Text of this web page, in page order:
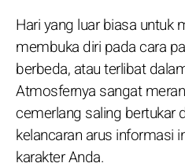
Hari yang luar biasa untuk
membuka diri pada cara
berbeda, atau terlibat
Atmosfernya sangat
cemerlang saling bertukar
kelancaran arus informasi
karakter Anda.